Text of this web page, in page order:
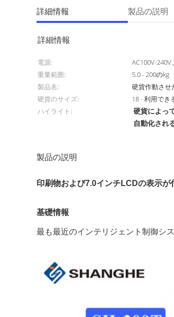
詳細情報 製品の説明
詳細情報
電源: AC100V-
重量範囲:
5.0 - 200のkg
製品名:
硬貨作動させ
硬貨のサイズ:
18 - 利用でき
ハイライト:
硬貨によっ
自動化され
製品の説明
印刷物および7.0インチLCDの表示
基礎情報
最も最近のインテリジェント制御シ